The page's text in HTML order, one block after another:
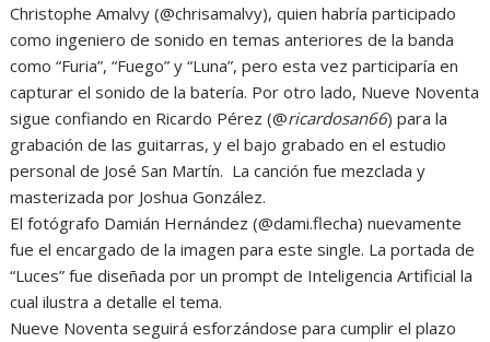
Christophe Amalvy (@chrisamalvy), quien habría participado
como ingeniero de sonido en temas anteriores de la banda
como “Furia”, “Fuego” y “Luna”, pero esta vez participaría en
capturar el sonido de la batería. Por otro lado, Nueve Noventa
sigue confiando en Ricardo Pérez (@ricardosan66) para la
grabación de las guitarras, y el bajo grabado en el estudio
personal de José San Martín. La canción fue mezclada y
masterizada por Joshua González.
El fotógrafo Damián Hernández (@dami.flecha) nuevamente
fue el encargado de la imagen para este single. La portada de
“Luces” fue diseñada por un prompt de Inteligencia Artificial la
cual ilustra a detalle el tema.
Nueve Noventa seguirá esforzándose para cumplir el plazo